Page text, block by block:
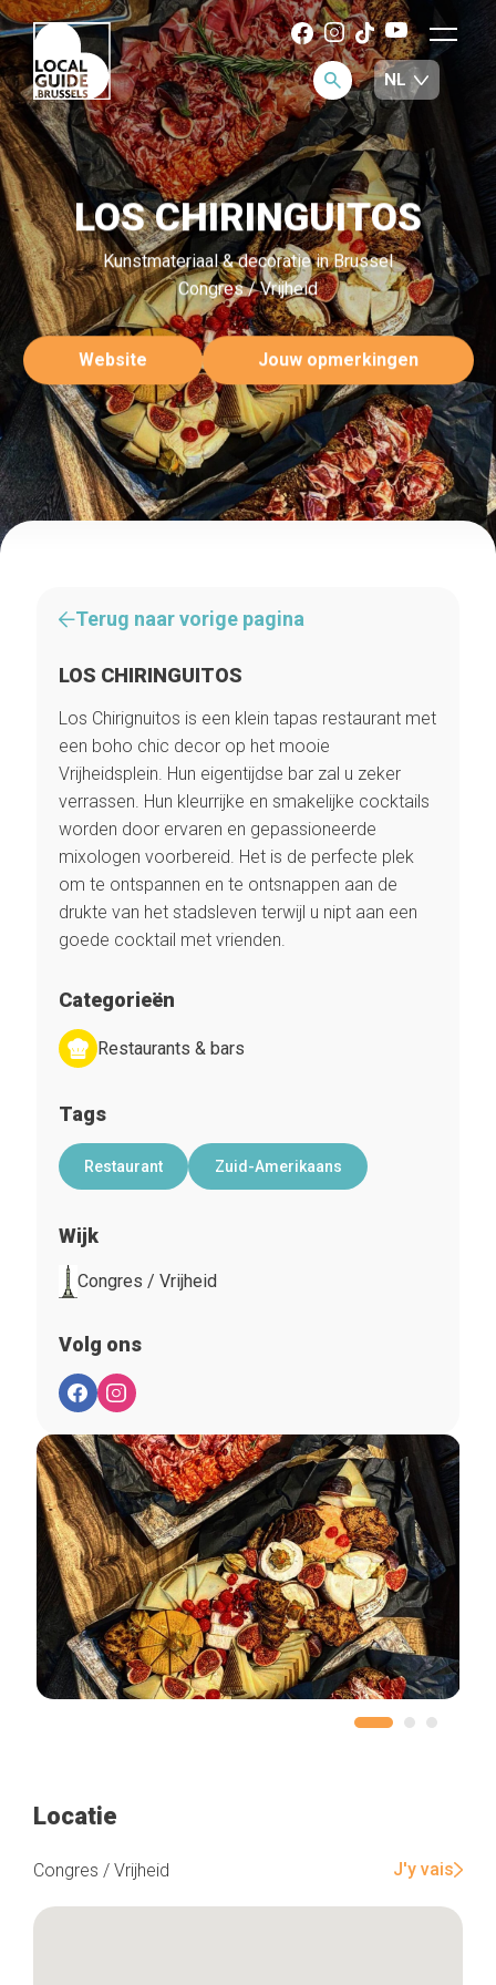
LOS CHIRINGUITOS
Kunstmateriaal & decoratie in Brussel
Congres / Vrijheid
Website Jouw opmerkingen
Terug naar vorige pagina
LOS CHIRINGUITOS
Los Chirignuitos is een klein tapas restaurant met
een boho chic decor op het mooie
Vrijheidsplein. Hun eigentijdse bar zal u zeker
verrassen. Hun kleurrijke en smakelijke cocktails
worden door ervaren en gepassioneerde
mixologen voorbereid. Het is de perfecte plek
om te ontspannen en te ontsnappen aan de
drukte van het stadsleven terwijl u nipt aan een
goede cocktail met vrienden.
Categorieën
Restaurants & bars
Tags
Restaurant Zuid-Amerikaans
Wijk
Congres / Vrijheid
Volg ons
Locatie
Congres / Vrijheid J'y vais